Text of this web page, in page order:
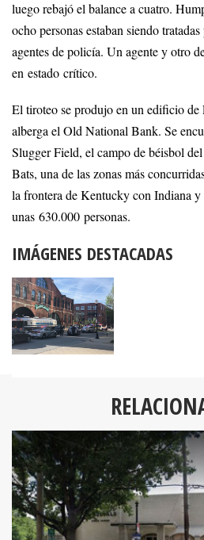
luego rebajó el balance a cuatro.
ocho personas estaban siendo
agentes de policía. Un agente y otro
en estado crítico.
El tiroteo se produjo en un edificio de
alberga el Old National Bank. Se
Slugger Field, el campo de béisbol
Bats, una de las zonas más
la frontera de Kentucky con Indiana
unas 630.000 personas.
IMÁGENES DESTACADAS